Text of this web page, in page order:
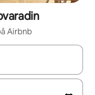
Airbnb
navigera med upp- och